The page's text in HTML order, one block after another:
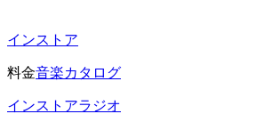
インストア
料金音楽カタログ
インストアラジオ